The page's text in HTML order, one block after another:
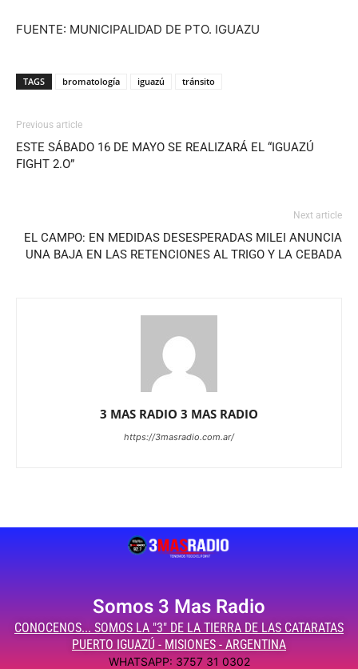
FUENTE: MUNICIPALIDAD DE PTO. IGUAZU
TAGS bromatología iguazú tránsito
Previous article
ESTE SÁBADO 16 DE MAYO SE REALIZARÁ EL “IGUAZÚ
FIGHT 2.O”
Next article
EL CAMPO: EN MEDIDAS DESESPERADAS MILEI ANUNCIA
UNA BAJA EN LAS RETENCIONES AL TRIGO Y LA CEBADA
3 MAS RADIO 3 MAS RADIO
https://3masradio.com.ar/
Somos 3 Mas Radio
CONOCENOS... SOMOS LA "3" DE LA TIERRA DE LAS CATARATAS
PUERTO IGUAZÚ - MISIONES - ARGENTINA
WHATSAPP: 3757 31 0302